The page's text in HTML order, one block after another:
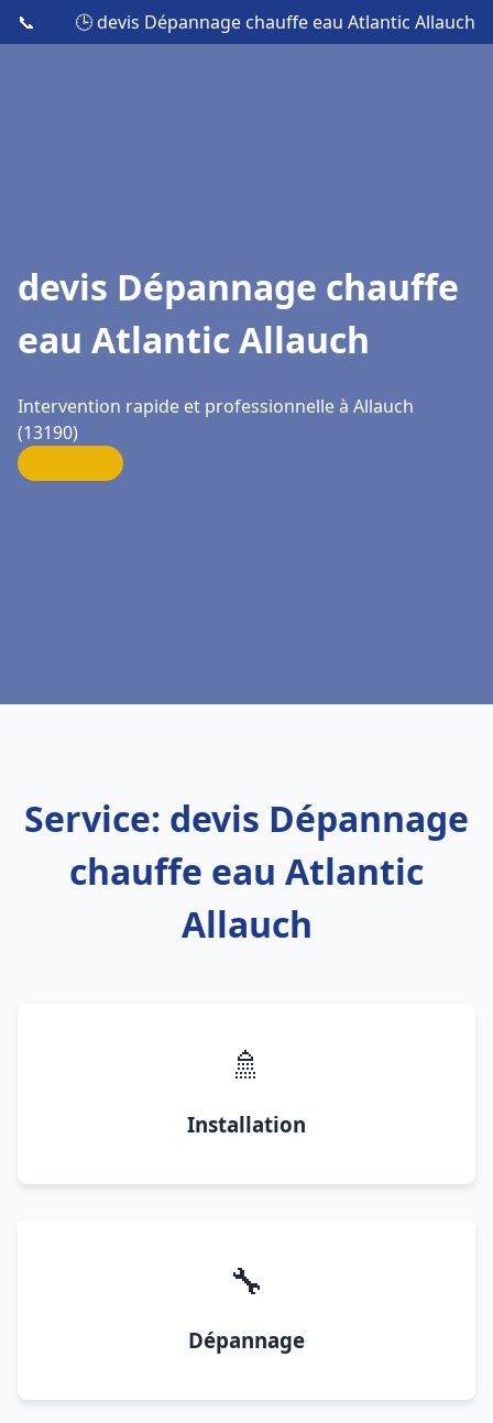
📞 🕒 devis Dépannage chauffe eau Atlantic Allauch
devis Dépannage chauffe
eau Atlantic Allauch
Intervention rapide et professionnelle à Allauch
(13190)
Service: devis Dépannage
chauffe eau Atlantic
Allauch
🚿
Installation
🔧
Dépannage